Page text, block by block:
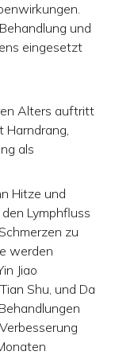
und
eingesetzt
Alters auftritt
Harndrang,
als
Hitze und
Lymphfluss
zu
werden
Jiao
Shu, und Da